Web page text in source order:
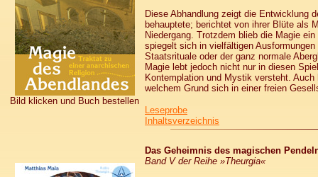
Bild klicken und Buch bestellen
Diese Abhandlung zeigt die Entwicklung
behauptete; berichtet von ihrer Blüte als
Niedergang. Trotzdem blieb die Magie
spiegelt sich in vielfältigen
Staatsrituale oder der ganz normale
Magie lebt jedoch nicht nur in diesen
Kontemplation und Mystik versteht.
welchem Grund sich in einer freien
Leseprobe
Inhaltsverzeichnis
Das Geheimnis des magischen
Band V der Reihe »Theurgia«